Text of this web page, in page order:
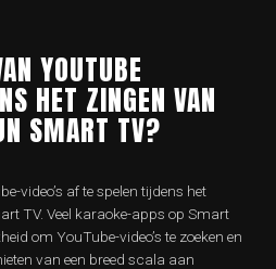
YOUTUBE
HET ZINGEN VAN
SMART TV?
video’s af te spelen tijdens het
TV. Veel karaoke-apps op Smart
om YouTube-video’s te zoeken en
van een breed scala aan